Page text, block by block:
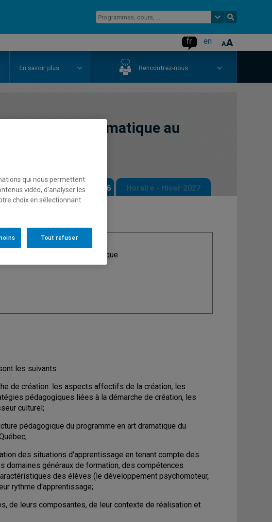
fr en
En savoir plus Rencontrez-nous
de l'art dramatique au
Horaire - Automne 2026 Horaire - Hiver 2027
: Art dramatique
les suivants:
de création: les aspects affectifs de la création, les
pédagogiques liées à la démarche de création, les
culturel;
pédagogique du programme en art dramatique du
des situations d'apprentissage en tenant compte des
domaines généraux de formation, des compétences
des élèves (le développement psychomoteur,
rythme d'apprentissage;
de leurs composantes, de leur contexte de réalisation et
qui nous permettent
vidéo, d’analyser les
choix en sélectionnant
Tout refuser